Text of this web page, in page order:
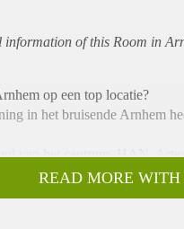
of this Room in
op een top locatie?
in het bruisende Arnhem
van het centrum, HAN,
2025
READ MORE